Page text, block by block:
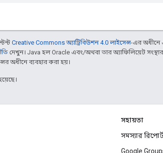
Creative Commons অ্যাট্রিবিউশন 4.0 লাইসেন্স-এর অধীনে
দেখুন। Java হল Oracle এবং/অথবা তার অ্যাফিলিয়েট সংস্থার
অধীনে ব্যবহার করা হয়।
সহায়তা
সমস্যার
Google